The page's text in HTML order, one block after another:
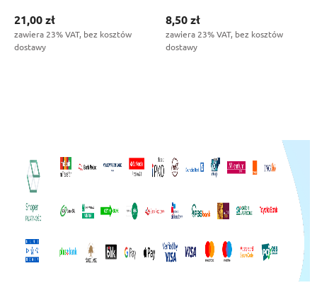
21,00 zł
zawiera 23% VAT, bez kosztów
dostawy
8,50 zł
zawiera 23% VAT, bez kosztów
dostawy